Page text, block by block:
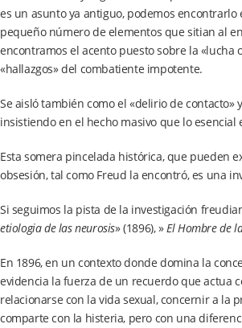
es un asunto ya antiguo, podemos
pequeño número de elementos que sitian al
encontramos el acento puesto sobre la «lucha
«hallazgos» del combatiente impotente.
Se aisló también como el «delirio de
insistiendo en el hecho masivo que lo
Esta somera pincelada histórica, que pueden
obsesión, tal como Freud la encontró, es una
Si seguimos la pista de la investigación
etiologia de las neurosis» (1896), »El Hombre de
En 1896, en un contexto donde domina la
evidencia la fuerza de un recuerdo que actua
relacionarse con la vida sexual, concernir a la
comparte con la histeria, pero con una